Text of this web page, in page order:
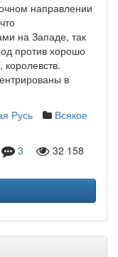
направлении
на Западе, так
против хорошо
в
Русь
Всякое
3 32 158